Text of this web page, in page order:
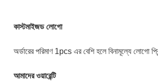
কাস্টমাইজড লোগো
অর্ডারের পরিমাণ 1pcs এর বেশি হলে বিনামূল্যে লোগো
আমাদের ওয়ারেন্টি